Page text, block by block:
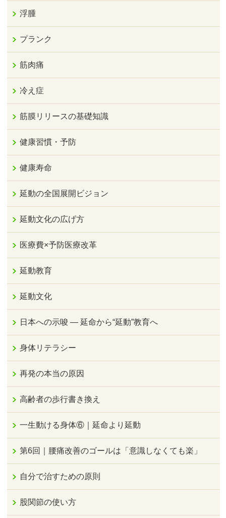
浮腫
プランク
筋肉痛
冷え症
筋膜リリースの基礎知識
健康習慣・予防
健康寿命
延動の全国展開ビジョン
延動文化の広げ方
医療費×予防医療改革
延動教育
延動文化
日本への示唆 ― 延命から“延動”教育へ
身体リテラシー
再発の本当の原因
高齢者の歩行書き換え
一生動ける身体⑥｜延命より延動
第6回｜腰痛改善のゴールは「意識しなくても楽」
自分で治すための原則
股関節の使い方